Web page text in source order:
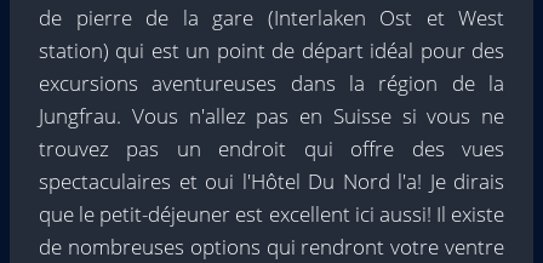
de pierre de la gare (Interlaken Ost et West
station) qui est un point de départ idéal pour des
excursions aventureuses dans la région de la
Jungfrau. Vous n'allez pas en Suisse si vous ne
trouvez pas un endroit qui offre des vues
spectaculaires et oui l'Hôtel Du Nord l'a! Je dirais
que le petit-déjeuner est excellent ici aussi! Il existe
de nombreuses options qui rendront votre ventre